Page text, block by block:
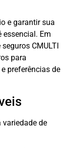
e garantir sua
essencial. Em
CMULTI
para
preferências de
variedade de